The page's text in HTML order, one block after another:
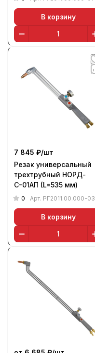
В корзину
7 845 ₽/шт
Резак универсальный
трехтрубный НОРД-
С-01АП (L=535 мм)
0 Арт. РГ2011.00.000-03
В корзину